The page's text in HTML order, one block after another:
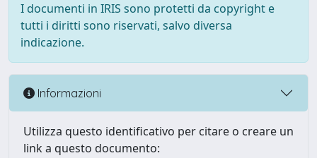
I documenti in IRIS sono protetti da copyright e
tutti i diritti sono riservati, salvo diversa
indicazione.
Informazioni
Utilizza questo identificativo per citare o creare un
link a questo documento: